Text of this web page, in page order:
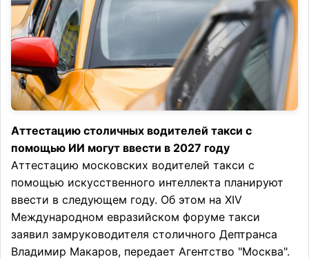
Аттестацию столичных водителей такси с
помощью ИИ могут ввести в 2027 году
Аттестацию московских водителей такси с
помощью искусственного интеллекта планируют
ввести в следующем году. Об этом на XIV
Международном евразийском форуме такси
заявил замруководителя столичного Дептранса
Владимир Макаров, передает Агентство "Москва".